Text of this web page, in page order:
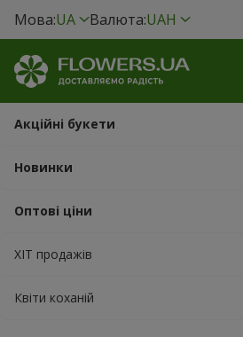
Мова:UA Валюта:UAH
Акційні букети
Новинки
Оптові ціни
ХІТ продажів
Квіти коханій